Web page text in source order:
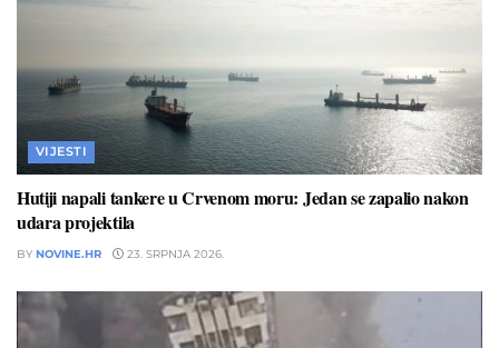
VIJESTI
Hutiji napali tankere u Crvenom moru: Jedan se zapalio nakon
udara projektila
BY NOVINE.HR 23. SRPNJA 2026.